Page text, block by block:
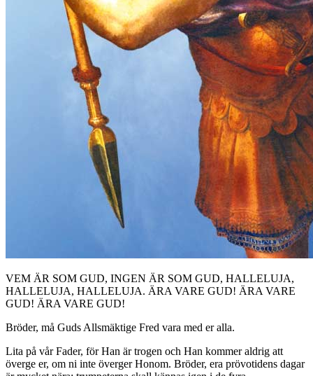
VEM ÄR SOM GUD, INGEN ÄR SOM GUD, HALLELUJA,
HALLELUJA, HALLELUJA. ÄRA VARE GUD! ÄRA VARE
GUD! ÄRA VARE GUD!
Bröder, må Guds Allsmäktige Fred vara med er alla.
Lita på vår Fader, för Han är trogen och Han kommer aldrig att
överge er, om ni inte överger Honom. Bröder, era prövotidens dagar